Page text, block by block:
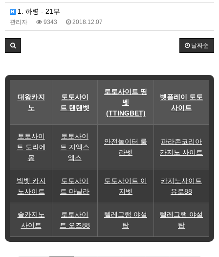
1. 하령 - 21부
관리자 9343 2018.12.07
날짜순
대왕카지
노
토토사이
트 텐텐벳
토토사이트 띵
벳
(TTINGBET)
벳플레이 토토
사이트
토토사이
트 도라에
몽
토토사이
트 지엑스
엑스
안전놀이터 룰
라벳
파라존코리아
카지노 사이트
빅벳 카지
노사이트
토토사이
트 마닐라
토토사이트 이
지벳
카지노사이트
유로88
솔카지노
사이트
토토사이
트 오즈88
텔레그램 야설
탑
텔레그램 야설
탑